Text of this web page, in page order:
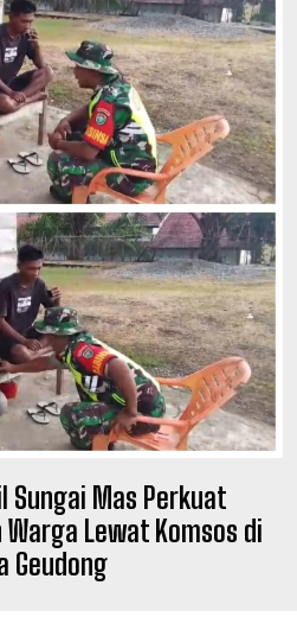
Sungai Mas Perkuat
Lewat Komsos di
Geudong